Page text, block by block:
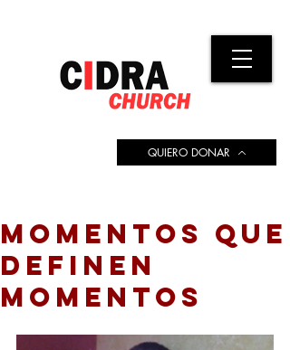
QUIERO DONAR
MOMENTOS QUE
DEFINEN
MOMENTOS